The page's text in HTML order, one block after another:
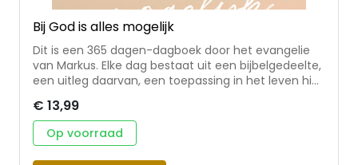
Bij God is alles mogelijk
Dit is een 365 dagen-dagboek door het evangelie
van Markus. Elke dag bestaat uit een bijbelgedeelte,
een uitleg daarvan, een toepassing in het leven hier
in dit evangelie, zul je Jezus leren kennen als de
langverwachte Messias, de Zoon van God. Dit
dagboek is geschikt voor persoonlijk gebruik, en om
samen te lezen.
€ 13,99
Op voorraad